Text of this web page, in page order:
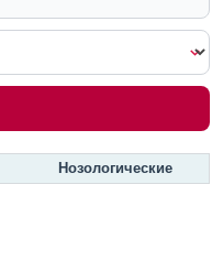
Нозологические